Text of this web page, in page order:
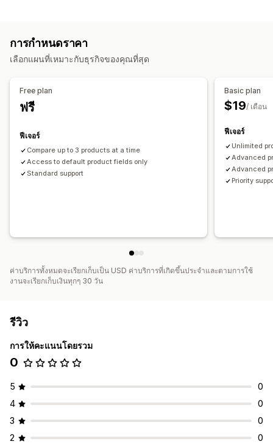
ข้อมูลจำเพาะ คำแนะนำ
แสดงและซ่อน รูปภาพ การวิเคราะห์
เลย์เอาต์ตาราง
การกำหนดราคา
เลือกแผนที่เหมาะกับธุรกิจของคุณที่สุด
Free plan
ฟรี
ฟีเจอร์
Compare up to 3 products at a time
Access to default product fields only
Standard support
Basic plan
$19/ เดือน
ฟีเจอร์
Unlimited
Advanced
Advanced
Priority
ค่าบริการทั้งหมดจะเรียกเก็บเป็น USD ค่าบริการที่เกิดขึ้นประจำและตามการใช้
งานจะเรียกเก็บเงินทุกๆ 30 วัน
รีวิว
การให้คะแนนโดยรวม
0
5
0
4
0
3
0
2
0